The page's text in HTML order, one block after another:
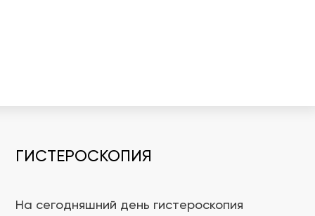
ГИСТЕРОСКОПИЯ
На сегодняшний день гистероскопия